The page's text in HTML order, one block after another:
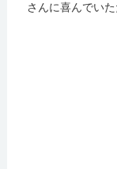
さんに喜んでいた